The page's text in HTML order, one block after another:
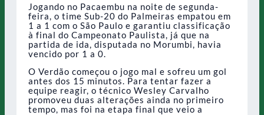
Jogando no Pacaembu na noite de segunda-
feira, o time Sub-20 do Palmeiras empatou em
1 a 1 com o São Paulo e garantiu classificação
à final do Campeonato Paulista, já que na
partida de ida, disputada no Morumbi, havia
vencido por 1 a 0.
O Verdão começou o jogo mal e sofreu um gol
antes dos 15 minutos. Para tentar fazer a
equipe reagir, o técnico Wesley Carvalho
promoveu duas alterações ainda no primeiro
tempo, mas foi na etapa final que veio a